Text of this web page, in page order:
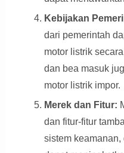
Kebijakan
dari pemerintah
motor listrik
dan bea masuk
motor listrik impor.
Merek dan Fitur:
dan fitur-fitur
sistem